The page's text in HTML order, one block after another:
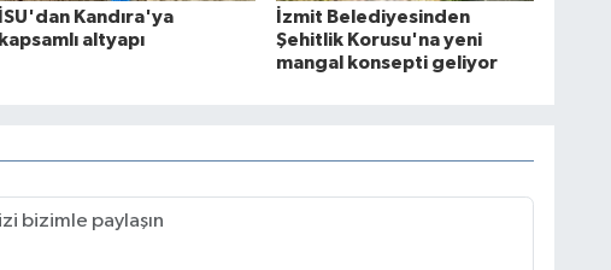
İSU'dan Kandıra'ya
kapsamlı altyapı
İzmit Belediyesinden
Şehitlik Korusu'na yeni
mangal konsepti geliyor